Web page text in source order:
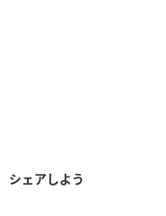
シェアしよう